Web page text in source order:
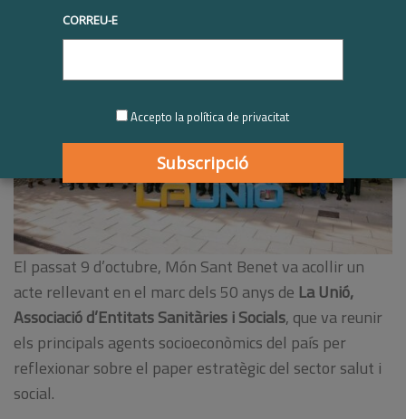
El passat 9 d’octubre, Món Sant Benet va acollir un
acte rellevant en el marc dels 50 anys de La Unió,
Associació d’Entitats Sanitàries i Socials, que va reunir
els principals agents socioeconòmics del país per
reflexionar sobre el paper estratègic del sector salut i
social.
CORREU-E
Accepto la política de privacitat